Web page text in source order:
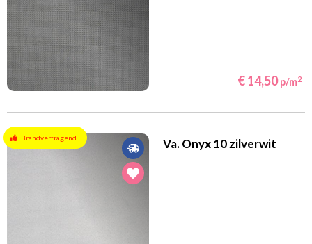
€ 14,50 p/m2
Brandvertragend Va. Onyx 10 zilverwit